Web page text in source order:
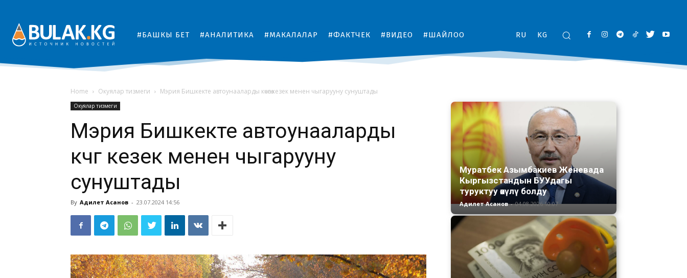
#БАШКЫ БЕТ #АНАЛИТИКА #МАКАЛАЛАР #ФАКТЧЕК #ВИДЕО #ШАЙЛОО RU KG
Home Окуялар тизмеги Мэрия Бишкекте автоунааларды көчөгө кезек менен чыгарууну сунуштады
Окуялар тизмеги
Мэрия Бишкекте автоунааларды
көчөгө кезек менен чыгарууну
сунуштады
By Адилет Асанов - 23.07.2024 14:56
Муратбек Азымбакиев Женевада
Кыргызстандын БУУдагы
туруктуу өкүлү болду
Адилет Асанов - 04.08.2026 10:07